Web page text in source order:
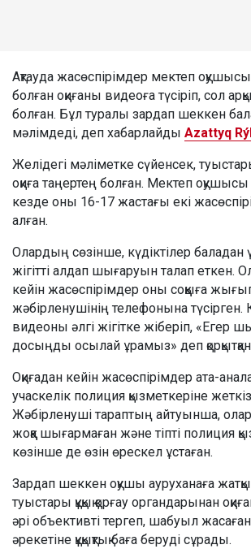
Ақтауда жасөспірімдер мектеп
болған оқиғаны видеоға түсіріп, сол
болған. Бұл туралы зардап шеккен
мәлімдеді, деп хабарлайды Azattyq
Желідегі мәліметке сүйенсек,
оқиға таңертең болған. Мектеп оқушысы
кезде оны 16-17 жастағы екі
алған.
Олардың сөзінше, күдіктілер баладан
жігітті алдап шығаруын талап еткен.
кейін жасөспірімдер оны соққыға
жәбірленушінің телефонына түсірген.
видеоны әлгі жігітке жіберіп, «Егер
досыңды осылай ұрамыз» деп
Оқиғадан кейін жасөспірімдер ата-
учаскелік полиция қызметкеріне
Жәбірленуші тараптың айтуынша, олар
жоққа шығармаған және тіпті полиция
көзінше де өзін өрескел ұстаған.
Зардап шеккен оқушы ауруханаға
туыстары құқық қорғау органдарынан
әрі объективті тергеп, шабуыл
әрекетіне құқықтық баға беруді сұрады.